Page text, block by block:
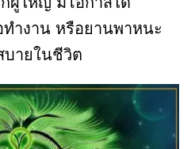
ำงาน หรือยานพาหนะ
บายในชีวิต